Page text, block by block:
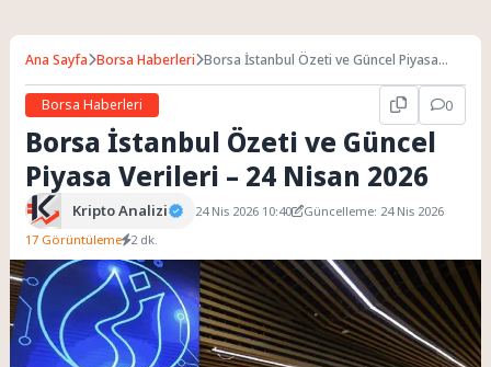
Ana Sayfa Borsa Haberleri Borsa İstanbul Özeti ve Güncel Piyasa
Borsa Haberleri
0
Borsa İstanbul Özeti ve Güncel
Piyasa Verileri – 24 Nisan 2026
Kripto Analizi 24 Nis 2026 10:40
Güncelleme: 24 Nis 2026
17 Görüntüleme 2 dk.